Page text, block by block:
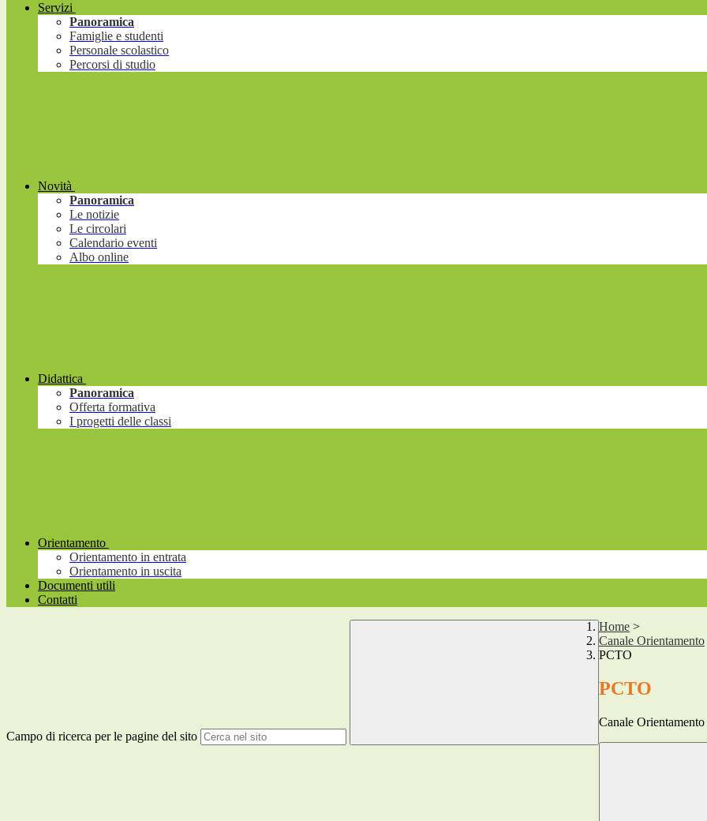
Servizi
Panoramica
Famiglie e studenti
Personale scolastico
Percorsi di studio
Novità
Panoramica
Le notizie
Le circolari
Calendario eventi
Albo online
Didattica
Panoramica
Offerta formativa
I progetti delle classi
Orientamento
Orientamento in entrata
Orientamento in uscita
Documenti utili
Contatti
Campo di ricerca per le pagine del sito
Home >
Canale Orientamento
PCTO
PCTO
Canale Orientamento